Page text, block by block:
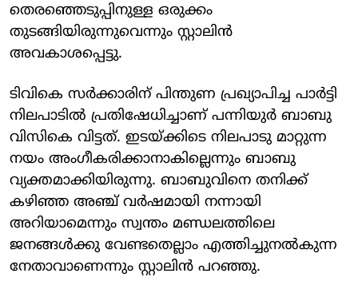
തെരഞ്ഞെടുപ്പിനുള്ള ഒരുക്കം
തുടങ്ങിയിരുന്നുവെന്നും സ്റ്റാലിന്‍
അവകാശപ്പെട്ടു.
ടിവികെ സര്‍ക്കാരിന് പിന്തുണ പ്രഖ്യാപിച്ച പാര്‍ട്ടി
നിലപാടില്‍ പ്രതിഷേധിച്ചാണ് പന്നിയുര്‍ ബാബു
വിസികെ വിട്ടത്. ഇടയ്ക്കിടെ നിലപാടു മാറ്റുന്ന
നയം അംഗീകരിക്കാനാകില്ലെന്നും ബാബു
വ്യക്തമാക്കിയിരുന്നു. ബാബുവിനെ തനിക്ക്
കഴിഞ്ഞ അഞ്ച് വര്‍ഷമായി നന്നായി
അറിയാമെന്നും സ്വന്തം മണ്ഡലത്തിലെ
ജനങ്ങള്‍ക്കു വേണ്ടതെല്ലാം എത്തിച്ചുനല്‍കുന്ന
നേതാവാണെന്നും സ്റ്റാലിന്‍ പറഞ്ഞു.